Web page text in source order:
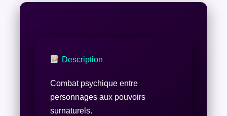
Description
Combat psychique entre
personnages aux pouvoirs
surnaturels.